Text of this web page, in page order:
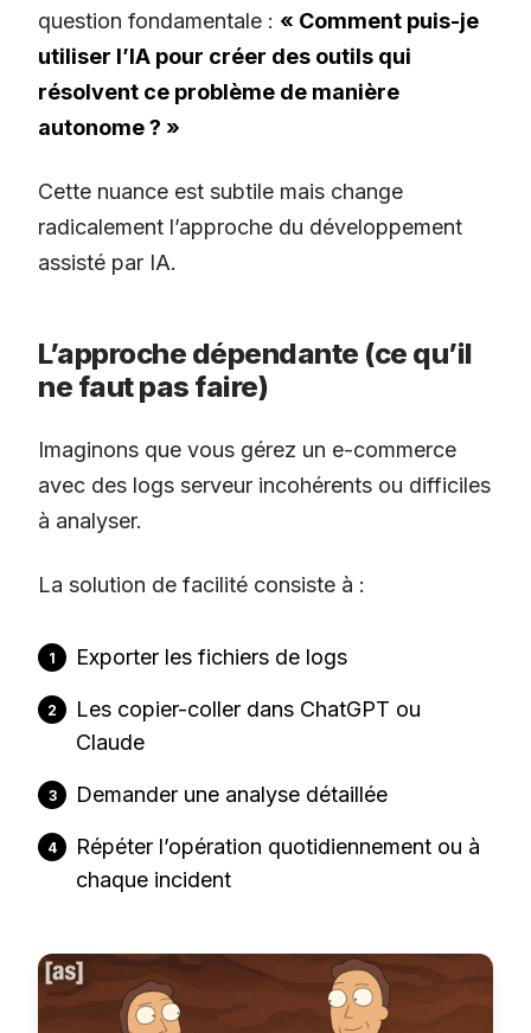
question fondamentale : « Comment puis-je
utiliser l’IA pour créer des outils qui
résolvent ce problème de manière
autonome ? »
Cette nuance est subtile mais change
radicalement l’approche du développement
assisté par IA.
L’approche dépendante (ce qu’il
ne faut pas faire)
Imaginons que vous gérez un e-commerce
avec des logs serveur incohérents ou difficiles
à analyser.
La solution de facilité consiste à :
Exporter les fichiers de logs
Les copier-coller dans ChatGPT ou
Claude
Demander une analyse détaillée
Répéter l’opération quotidiennement ou à
chaque incident